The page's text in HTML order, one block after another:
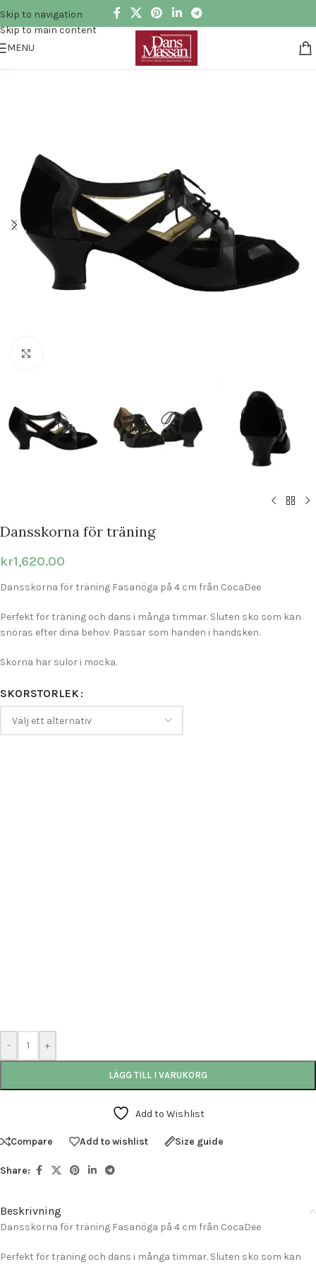
Skip to navigation
Skip to main content
MENU
Dansskorna för träning
kr1,620.00
Dansskorna för träning Fasanöga på 4 cm från CocaDee
Perfekt för träning och dans i många timmar. Sluten sko som kan
snöras efter dina behov. Passar som handen i handsken.
Skorna har sulor i mocka.
SKORSTORLEK
- +
LÄGG TILL I VARUKORG
Add to Wishlist
Compare Add to wishlist Size guide
Share:
Beskrivning
Dansskorna för träning Fasanöga på 4 cm från CocaDee
Perfekt för träning och dans i många timmar. Sluten sko som kan